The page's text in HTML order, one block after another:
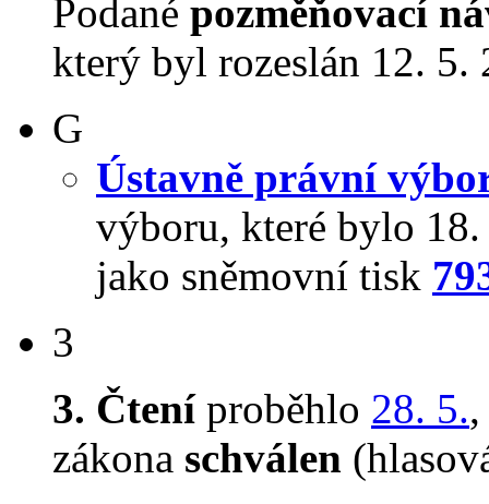
Podané pozměňovací
který byl rozeslán 12. 5.
G
Ústavně právní
výboru, které bylo
jako sněmovní tisk
3
3. Čteníproběhlo 28. 5.
zákona schválen